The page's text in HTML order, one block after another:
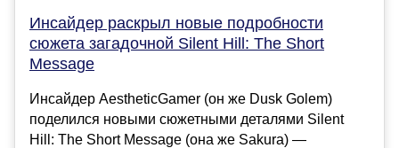
Инсайдер раскрыл новые подробности
сюжета загадочной Silent Hill: The Short
Message
Инсайдер AestheticGamer (он же Dusk Golem)
поделился новыми сюжетными деталями Silent
Hill: The Short Message (она же Sakura) —